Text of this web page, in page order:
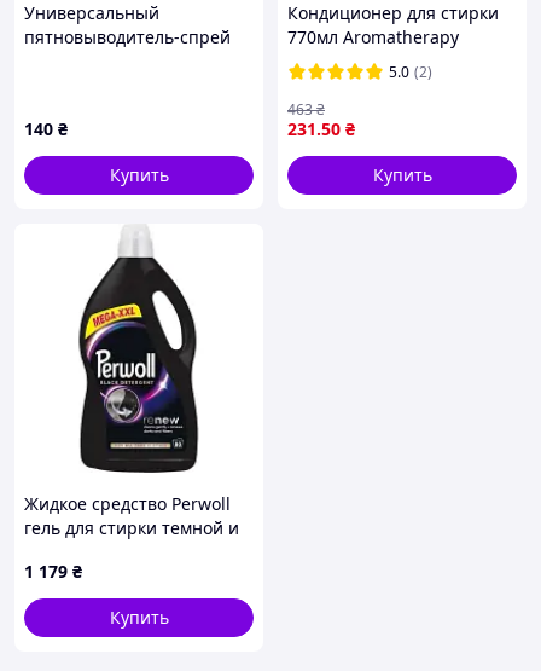
Универсальный
пятновыводитель-спрей
140 ₴
Купить
Кондиционер для стирки
770мл Aromatherapy
Dreame Lotus для всех
типов белья ТМ Silan FG
5.0 (2)
231.50 ₴
463₴
Купить
Жидкое средство Perwoll
гель для стирки темной и
Оригинал
1 179 ₴
Купить